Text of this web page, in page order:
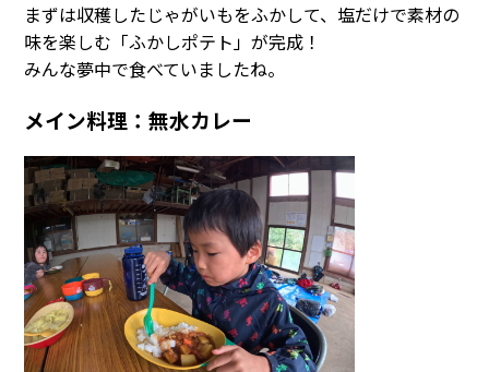
まずは収穫したじゃがいもをふかして、塩だけで素材の
味を楽しむ「ふかしポテト」が完成！
みんな夢中で食べていましたね。
メイン料理：無水カレー